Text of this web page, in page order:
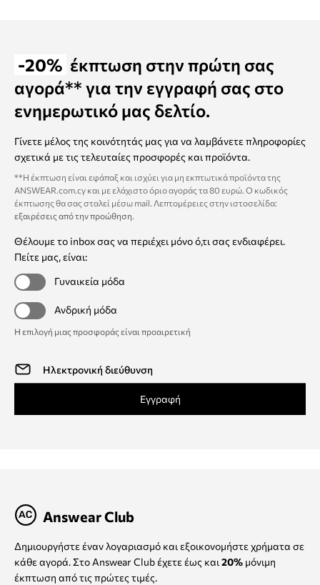
-20% έκπτωση στην πρώτη σας
αγορά** για την εγγραφή σας στο
ενημερωτικό μας δελτίο.
Γίνετε μέλος της κοινότητάς μας για να λαμβάνετε πληροφορίες
σχετικά με τις τελευταίες προσφορές και προϊόντα.
**Η έκπτωση είναι εφάπαξ και ισχύει για μη εκπτωτικά προϊόντα της
ANSWEAR.com.cy και με ελάχιστο όριο αγοράς τα 80 ευρώ. Ο κωδικός
έκπτωσης θα σας σταλεί μέσω mail. Λεπτομέρειες στην ιστοσελίδα:
εξαιρέσεις από την προώθηση.
Θέλουμε το inbox σας να περιέχει μόνο ό,τι σας ενδιαφέρει.
Πείτε μας, είναι:
Γυναικεία μόδα
Ανδρική μόδα
Η επιλογή μιας προσφοράς είναι προαιρετική
Εγγραφή
Answear Club
Δημιουργήστε έναν λογαριασμό και εξοικονομήστε χρήματα σε
κάθε αγορά. Στο Answear Club έχετε έως και20% μόνιμη
έκπτωση από τις πρώτες τιμές.